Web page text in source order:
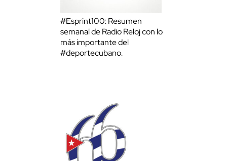
#Esprint100: Resumen
semanal de Radio Reloj con lo
más importante del
#deportecubano.